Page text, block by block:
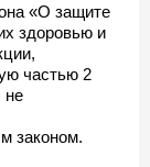
«О защите
здоровью и
частью 2
не
законом.